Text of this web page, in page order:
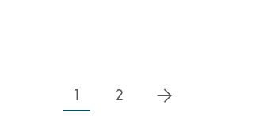
1 2 successivo